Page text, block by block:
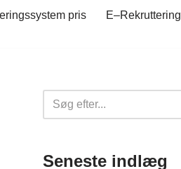
pris
E–Rekruttering
Seneste indlæg